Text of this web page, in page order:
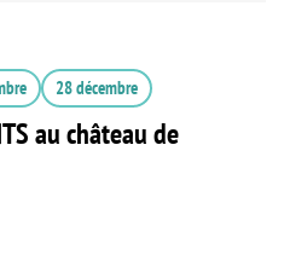
28 décembre
au château de